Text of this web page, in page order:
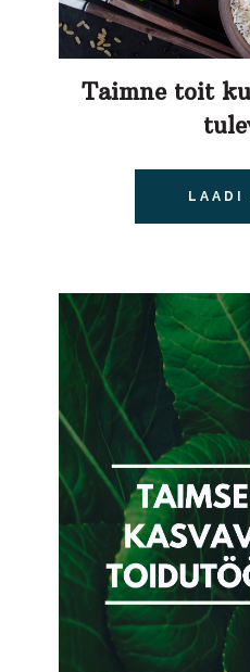
Taimne toit
LAADI